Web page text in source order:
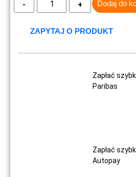
Dodaj do
ZAPYTAJ O PRODUKT
Zapłać
Paribas
Zapłać
Autopay